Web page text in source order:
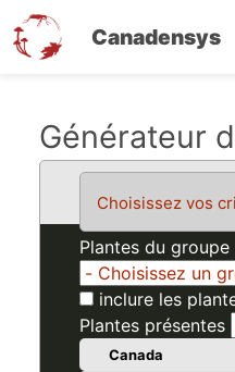
Canadensys
Générateur
Choisissez vos
Plantes du groupe
inclure les
Plantes présentes
Canada